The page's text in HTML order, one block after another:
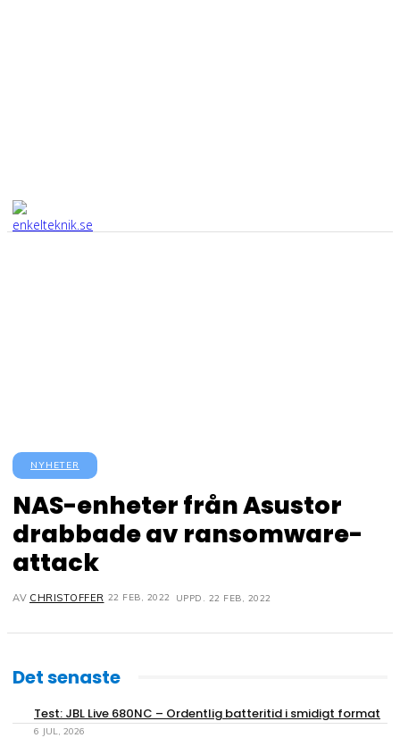
NYHETER
NAS-enheter från Asustor
drabbade av ransomware-
attack
AV CHRISTOFFER 22 FEB, 2022 UPPD. 22 FEB, 2022
Det senaste
Test: JBL Live 680NC – Ordentlig batteritid i smidigt format
6 JUL, 2026